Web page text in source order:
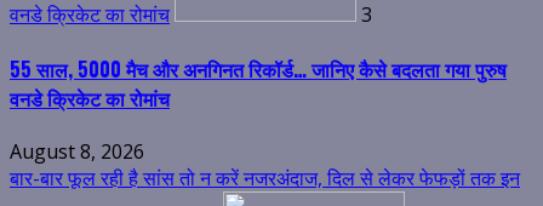
वनडे क्रिकेट का रोमांच 3
55 साल, 5000 मैच और अनगिनत रिकॉर्ड… जानिए कैसे बदलता गया पुरुष
वनडे क्रिकेट का रोमांच
August 8, 2026
बार-बार फूल रही है सांस तो न करें नजरअंदाज, दिल से लेकर फेफड़ों तक इन